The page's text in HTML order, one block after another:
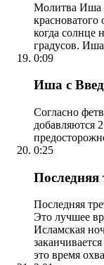
Молитва Иша
красноватого
когда солнце
градусов.
0:09
Иша с
Согласно
добавляются
0:25
Последняя
Последняя
Это лучшее
Исламская
это время